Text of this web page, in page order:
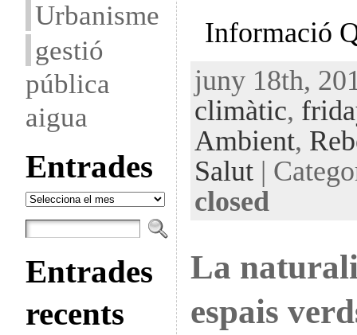
Urbanisme
gestió
pública
aigua
Entrades
Entrades
Entrades
recents
Informació
juny 18th,
climàtic,
Ambient,
Salut|
closed
La
espais